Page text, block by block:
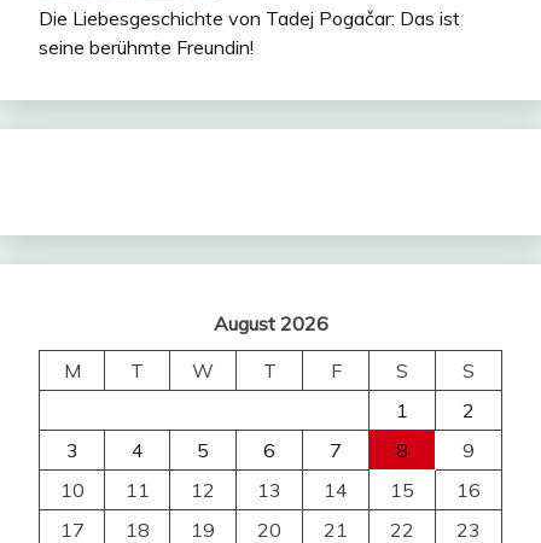
Die Liebesgeschichte von Tadej Pogačar: Das ist
seine berühmte Freundin!
August 2026
M
T W T F S
S
1
2
3
4 5 6 7 8
9
10
11 12 13 14 15
16
17
18 19 20 21 22
23